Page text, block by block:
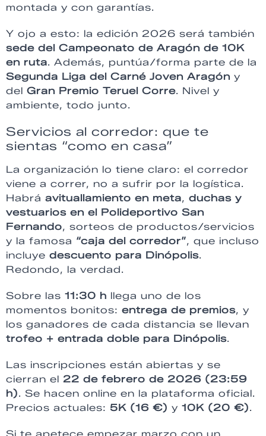
montada y con garantías.
Y ojo a esto: la edición 2026 será también
sede del Campeonato de Aragón de 10K
en ruta. Además, puntúa/forma parte de la
Segunda Liga del Carné Joven Aragón y
del Gran Premio Teruel Corre. Nivel y
ambiente, todo junto.
Servicios al corredor: que te
sientas “como en casa”
La organización lo tiene claro: el corredor
viene a correr, no a sufrir por la logística.
Habrá avituallamiento en meta, duchas y
vestuarios en el Polideportivo San
Fernando, sorteos de productos/servicios
y la famosa “caja del corredor”, que incluso
incluye descuento para Dinópolis.
Redondo, la verdad.
Sobre las 11:30 h llega uno de los
momentos bonitos: entrega de premios, y
los ganadores de cada distancia se llevan
trofeo + entrada doble para Dinópolis.
Las inscripciones están abiertas y se
cierran el 22 de febrero de 2026 (23:59
h). Se hacen online en la plataforma oficial.
Precios actuales: 5K (16 €) y 10K (20 €).